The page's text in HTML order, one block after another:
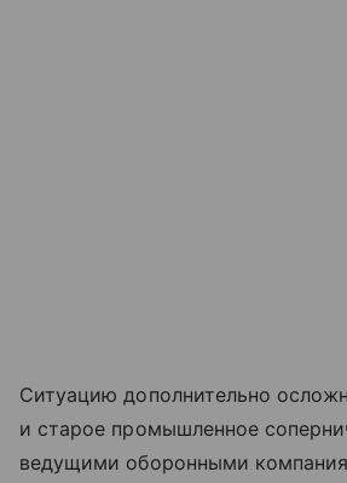
Ситуацию дополнительно
и старое промышленное
ведущими оборонными